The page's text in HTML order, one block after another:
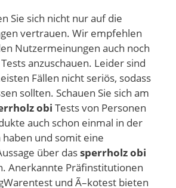
Sie sich nicht nur auf die
vertrauen. Wir empfehlen
Nutzermeinungen auch noch
Tests anzuschauen. Leider sind
Fällen nicht seriös, sodass
sollten. Schauen Sie sich am
obi Tests von Personen
auch schon einmal in der
und somit eine
über dassperrholz obi
Anerkannte Präfinstitutionen
und Ã–kotest bieten